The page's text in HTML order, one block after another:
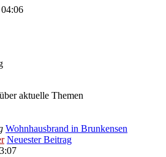
aktuelle Themen
Wohnhausbrand in Brunkensen
Neuester Beitrag